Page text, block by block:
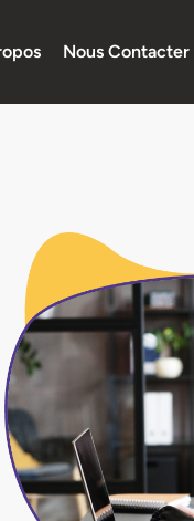
Nous Contacter